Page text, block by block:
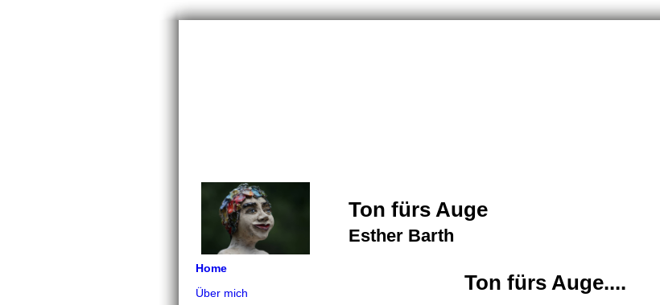
Ton fürs Auge
Esther Barth
Home
Über mich
Ton fürs Auge....